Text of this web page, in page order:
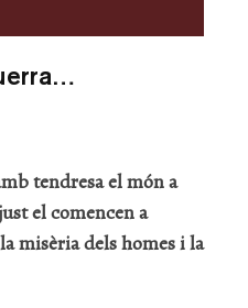
tendresa el món a
el comencen a
misèria dels homes i la